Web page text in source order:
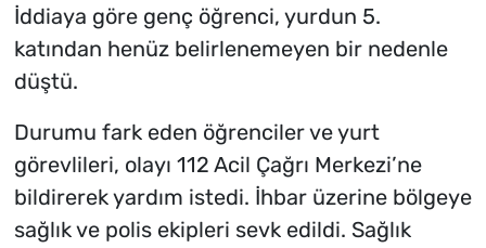
İddiaya göre genç öğrenci, yurdun 5.
katından henüz belirlenemeyen bir nedenle
düştü.
Durumu fark eden öğrenciler ve yurt
görevlileri, olayı 112 Acil Çağrı Merkezi’ne
bildirerek yardım istedi. İhbar üzerine bölgeye
sağlık ve polis ekipleri sevk edildi. Sağlık